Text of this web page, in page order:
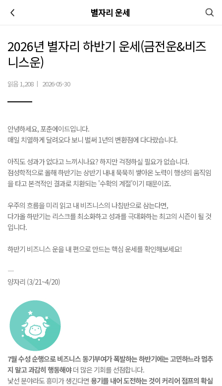
별자리 운세
2026년 별자리 하반기 운세(금전운&비즈
니스운)
읽음 1,208 | 2026-05-30
안녕하세요, 포춘에이드입니다.
매일 치열하게 달려오다 보니 벌써 1년의 변환점에 다다랐습니다.
아직도 성과가 없다고 느끼시나요? 하지만 걱정하실 필요가 없습니다.
점성학적으로 올해 하반기는 상반기 내내 묵묵히 쌓아온 노력이 행성의 움직임
을 타고 본격적인 결과로 치환되는 '수확의 계절'이기 때문이죠.
우주의 흐름을 미리 읽고 내 비즈니스의 나침반으로 삼는다면,
다가올 하반기는 리스크를 최소화하고 성과를 극대화하는 최고의 시즌이 될 것
입니다.
하반기 비즈니스 운을 내 편으로 만드는 핵심 운세를 확인해보세요!
―
양자리 (3/21~4/20)
7월 수성 순행으로 비즈니스 동기부여가 폭발하는 하반기에는 고민하느라 멈추
지 말고 과감히 행동해야더 많은 기회를 선점합니다.
낯선 분야라도 흥미가 생긴다면 용기를 내어 도전하는 것이 커리어 점프의 확실